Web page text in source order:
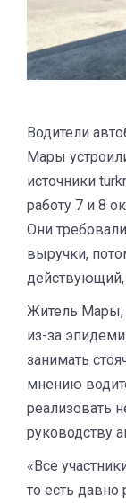
Водители
Мары
источники
работу 7 и 8
Они
выручки,
действующий,
Житель Мары,
из-за
занимать
мнению
реализовать
руководству
«Все
то есть давно